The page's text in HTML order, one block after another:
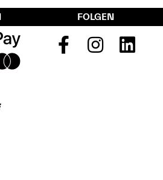
FOLGEN